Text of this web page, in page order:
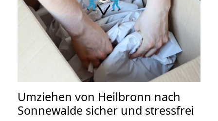
Umziehen von Heilbronn nach
Sonnewalde sicher und stressfrei